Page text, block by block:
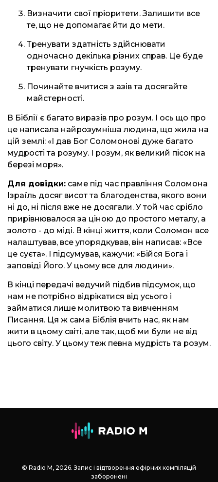
Визначити свої пріоритети. Залишити все
те, що не допомагає йти до мети.
Тренувати здатність здійснювати
одночасно декілька різних справ. Це буде
тренувати гнучкість розуму.
Починайте вчитися з азів та досягайте
майстерності.
В Біблії є багато виразів про розум. І ось що про
це написала найрозумніша людина, що жила на
цій землі: «І дав Бог Соломонові дуже багато
мудрості та розуму. І розум, як великий пісок на
березі моря».
Для довідки: саме під час правління Соломона
Ізраїль досяг висот та благоденства, якого вони
ні до, ні після вже не досягали. У той час срібло
прирівнювалося за ціною до простого металу, а
золото - до міді. В кінці життя, коли Соломон все
налаштував, все упорядкував, він написав: «Все
це суєта». І підсумував, кажучи: «Бійся Бога і
заповіді Його. У цьому все для людини».
В кінці передачі ведучий підбив підсумок, що
нам не потрібно відрікатися від усього і
займатися лише молитвою та вивченням
Писання. Ця ж сама Біблія вчить нас, як нам
жити в цьому світі, але так, щоб ми були не від
цього світу. У цьому теж певна мудрість та розум.
© Radio М, 2026. Запис і відтворення ефірних компіляцій
заборонені